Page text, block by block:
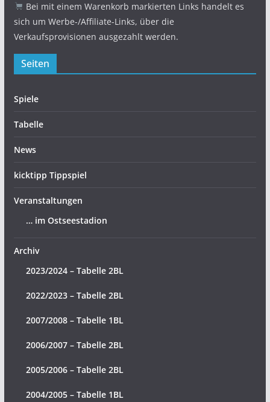
Bei mit einem Warenkorb markierten Links handelt es
sich um Werbe-/Affiliate-Links, über die
Verkaufsprovisionen ausgezahlt werden.
Seiten
Spiele
Tabelle
News
kicktipp Tippspiel
Veranstaltungen
… im Ostseestadion
Archiv
2023/2024 – Tabelle 2BL
2022/2023 – Tabelle 2BL
2007/2008 – Tabelle 1BL
2006/2007 – Tabelle 2BL
2005/2006 – Tabelle 2BL
2004/2005 – Tabelle 1BL